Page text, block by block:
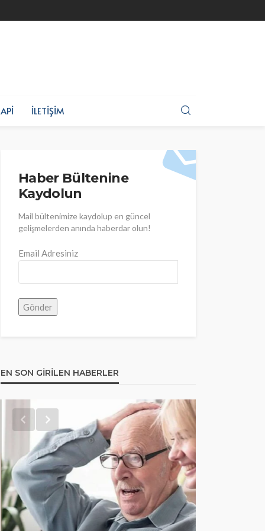
İLETIŞIM
Haber Bültenine
Kaydolun
Mail bültenimize kaydolup en güncel
gelişmelerden anında haberdar olun!
Email Adresiniz
EN SON GIRILEN HABERLER